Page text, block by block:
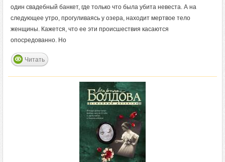
один свадебный банкет, где только что была убита невеста. А на
следующее утро, прогуливаясь у озера, находит мертвое тело
женщины. Кажется, что ее эти происшествия касаются
опосредованно. Но
Читать